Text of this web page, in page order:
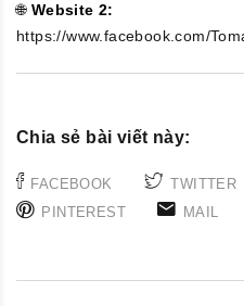
🌐 Website 2:
https://www.facebook.com/
Chia sẻ bài viết này:
FACEBOOK TWITTER
PINTEREST
MAIL